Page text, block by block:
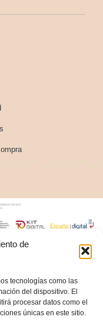
de
tecnologías como las
del dispositivo. El
procesar datos como el
únicas en este sitio.